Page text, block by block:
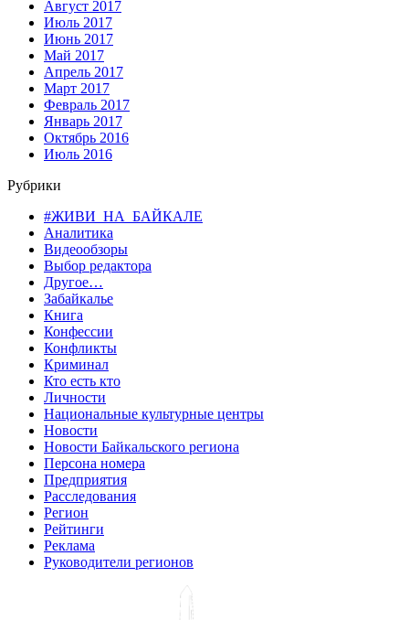
Август 2017
Июль 2017
Июнь 2017
Май 2017
Апрель 2017
Март 2017
Февраль 2017
Январь 2017
Октябрь 2016
Июль 2016
Рубрики
#ЖИВИ_НА_БАЙКАЛЕ
Аналитика
Видеообзоры
Выбор редактора
Другое…
Забайкалье
Книга
Конфессии
Конфликты
Криминал
Кто есть кто
Личности
Национальные культурные центры
Новости
Новости Байкальского региона
Персона номера
Предприятия
Расследования
Регион
Рейтинги
Реклама
Руководители регионов